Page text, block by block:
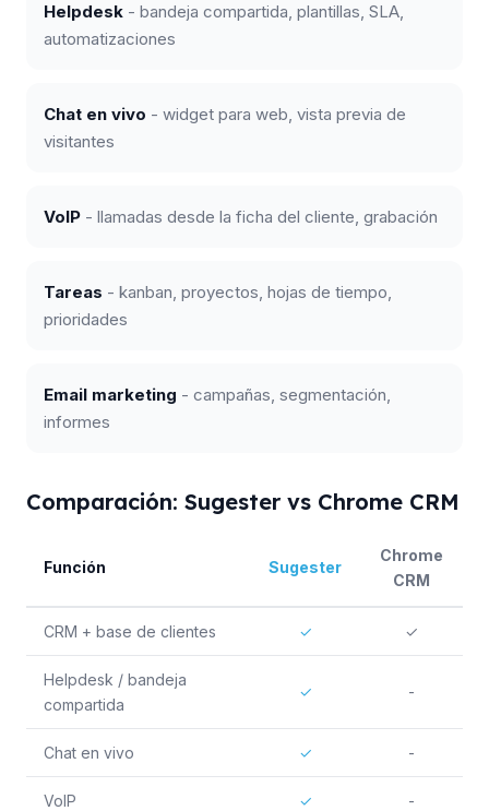
Helpdesk - bandeja compartida, plantillas, SLA,
automatizaciones
Chat en vivo - widget para web, vista previa de
visitantes
VoIP - llamadas desde la ficha del cliente, grabación
Tareas - kanban, proyectos, hojas de tiempo,
prioridades
Email marketing - campañas, segmentación,
informes
Comparación: Sugester vs Chrome CRM
Función Sugester
Chrome
CRM
CRM + base de clientes ✓ ✓
Helpdesk / bandeja
compartida
✓ -
Chat en vivo ✓ -
VoIP ✓ -